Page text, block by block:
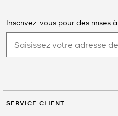
Inscrivez-vous pour des mises
SERVICE CLIENT